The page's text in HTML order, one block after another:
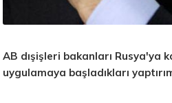
AB dışişleri bakanları Rusya'ya
uygulamaya başladıkları